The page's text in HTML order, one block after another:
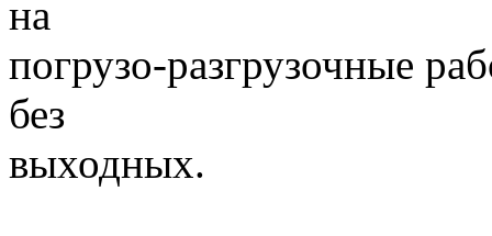
на
погрузо-разгрузочные
без
выходных.